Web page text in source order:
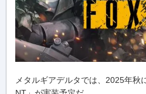
メタルギアデルタでは、2025年秋